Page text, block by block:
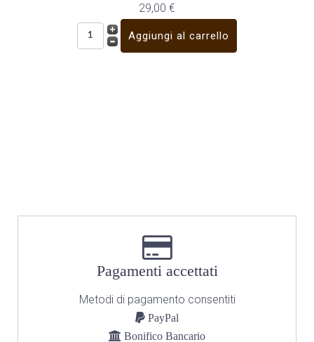
29,00 €
Pagamenti accettati
Metodi di pagamento consentiti
PayPal
Bonifico Bancario